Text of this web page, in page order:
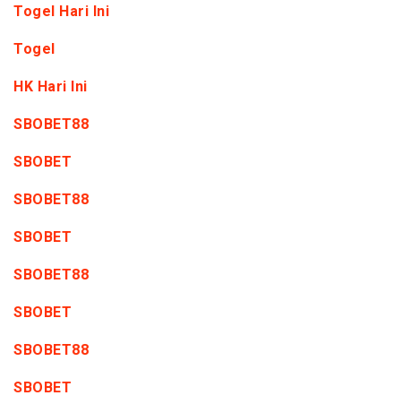
Togel Hari Ini
Togel
HK Hari Ini
SBOBET88
SBOBET
SBOBET88
SBOBET
SBOBET88
SBOBET
SBOBET88
SBOBET